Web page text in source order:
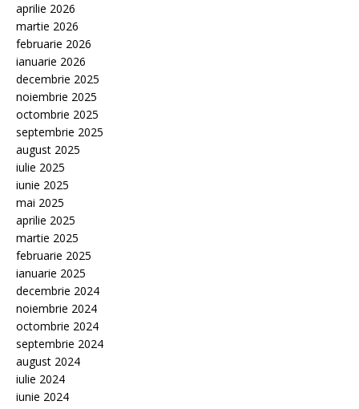
aprilie 2026
martie 2026
februarie 2026
ianuarie 2026
decembrie 2025
noiembrie 2025
octombrie 2025
septembrie 2025
august 2025
iulie 2025
iunie 2025
mai 2025
aprilie 2025
martie 2025
februarie 2025
ianuarie 2025
decembrie 2024
noiembrie 2024
octombrie 2024
septembrie 2024
august 2024
iulie 2024
iunie 2024